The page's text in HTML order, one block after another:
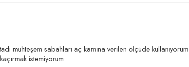
muhteşem sabahları aç karnına verilen ölçüde
istemiyorum